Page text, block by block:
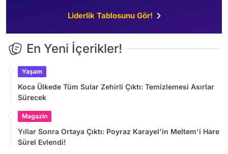
Liderlik Tablosunu Gör!
En Yeni İçerikler!
Yaşam
Koca Ülkede Tüm Sular Zehirli Çıktı: Temizlemesi Asırlar
Sürecek
Magazin
Yıllar Sonra Ortaya Çıktı: Poyraz Karayel'in Meltem'i Hare
Sürel Evlendi!